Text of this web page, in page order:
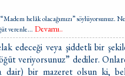
helâk olacağımızı” söylüyorsunuz.
verenle... Devamı..
edeceği veya şiddetli bir
veriyorsunuz” dediler.
dair) bir mazeret olsun ki,